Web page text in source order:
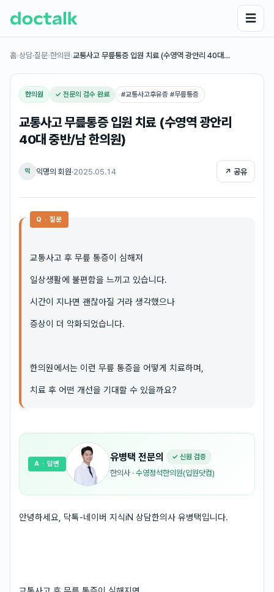
☰
홈›상담·질문›한의원›교통사고 무릎통증 입원 치료 (수영역 광안리 40대…
한의원 ✓ 전문의 검수 완료 #교통사고후유증 #무릎통증
교통사고 무릎통증 입원 치료 (수영역 광안리
40대 중반/남 한의원)
익 익명의 회원·2025.05.14 ↗ 공유
Q · 질문
교통사고 후 무릎 통증이 심해져
일상생활에 불편함을 느끼고 있습니다.
시간이 지나면 괜찮아질 거라 생각했으나
증상이 더 악화되었습니다.
한의원에서는 이런 무릎 통증을 어떻게 치료하며,
치료 후 어떤 개선을 기대할 수 있을까요?
유병택 전문의 ✓ 신원 검증
한의사 · 수영정석한의원(입원닷컴)
A · 답변
안녕하세요, 닥톡-네이버 지식iN 상담한의사 유병택입니다.